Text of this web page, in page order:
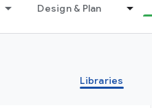
Design & Plan
Libraries